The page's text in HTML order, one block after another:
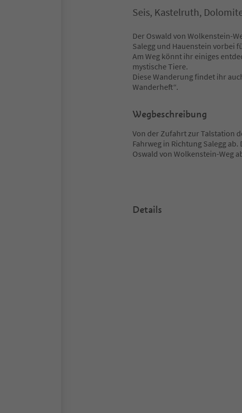
Seis, Kastelruth,
Der Oswald von Wolkenstein-
Salegg und Hauenstein vorbei
Am Weg könnt ihr einiges
mystische Tiere.
Diese Wanderung findet ihr
Wanderheft“.
Wegbeschreibung
Von der Zufahrt zur Talstation
Fahrweg in Richtung Salegg
Oswald von Wolkenstein-Weg
Details